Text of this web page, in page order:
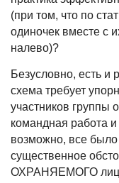
(при том, что по
одиночек вместе с
налево)?
Безусловно, есть и
схема требует
участников группы
командная работа
возможно, все
существенное
ОХРАНЯЕМОГО